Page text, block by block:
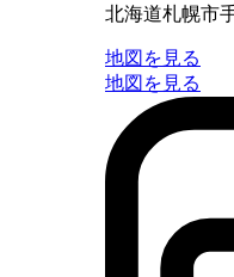
北海道札幌市
地図を見る
地図を見る